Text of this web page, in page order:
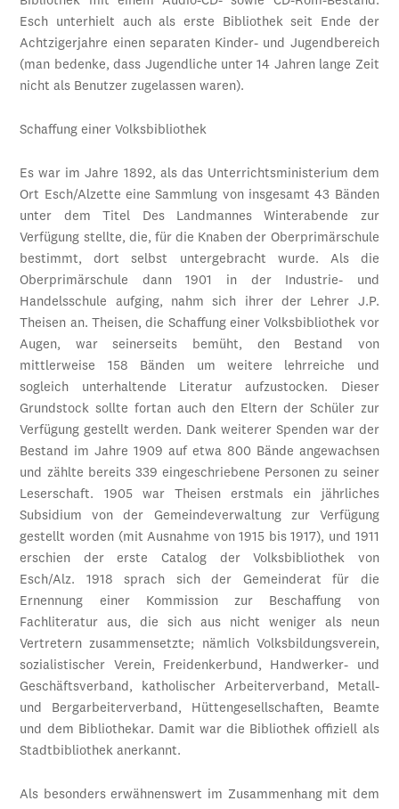
Esch unterhielt auch als erste Bibliothek seit Ende der
Achtzigerjahre einen separaten Kinder- und Jugendbereich
(man bedenke, dass Jugendliche unter 14 Jahren lange Zeit
nicht als Benutzer zugelassen waren).
Schaffung einer Volksbibliothek
Es war im Jahre 1892, als das Unterrichtsministerium dem
Ort Esch/Alzette eine Sammlung von insgesamt 43 Bänden
unter dem Titel Des Landmannes Winterabende zur
Verfügung stellte, die, für die Knaben der Oberprimärschule
bestimmt, dort selbst untergebracht wurde. Als die
Oberprimärschule dann 1901 in der Industrie- und
Handelsschule aufging, nahm sich ihrer der Lehrer J.P.
Theisen an. Theisen, die Schaffung einer Volksbibliothek vor
Augen, war seinerseits bemüht, den Bestand von
mittlerweise 158 Bänden um weitere lehrreiche und
sogleich unterhaltende Literatur aufzustocken. Dieser
Grundstock sollte fortan auch den Eltern der Schüler zur
Verfügung gestellt werden. Dank weiterer Spenden war der
Bestand im Jahre 1909 auf etwa 800 Bände angewachsen
und zählte bereits 339 eingeschriebene Personen zu seiner
Leserschaft. 1905 war Theisen erstmals ein jährliches
Subsidium von der Gemeindeverwaltung zur Verfügung
gestellt worden (mit Ausnahme von 1915 bis 1917), und 1911
erschien der erste Catalog der Volksbibliothek von
Esch/Alz. 1918 sprach sich der Gemeinderat für die
Ernennung einer Kommission zur Beschaffung von
Fachliteratur aus, die sich aus nicht weniger als neun
Vertretern zusammensetzte; nämlich Volksbildungsverein,
sozialistischer Verein, Freidenkerbund, Handwerker- und
Geschäftsverband, katholischer Arbeiterverband, Metall-
und Bergarbeiterverband, Hüttengesellschaften, Beamte
und dem Bibliothekar. Damit war die Bibliothek offiziell als
Stadtbibliothek anerkannt.
Als besonders erwähnenswert im Zusammenhang mit dem